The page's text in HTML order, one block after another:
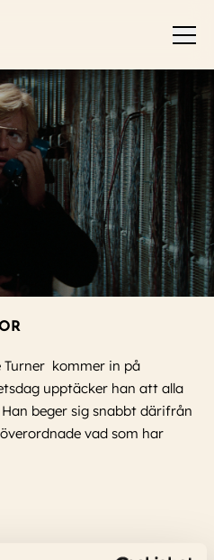
Turner kommer in på
upptäcker han att alla
beger sig snabbt därifrån
vad som har